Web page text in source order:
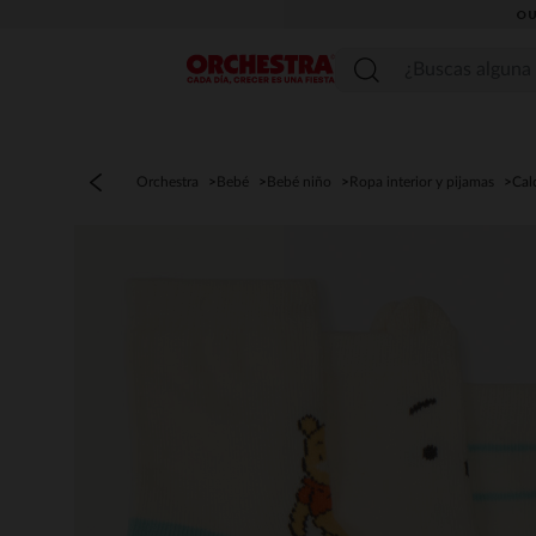
Menú
Orchestra Bebé Bebé niño Ropa interior y pijamas